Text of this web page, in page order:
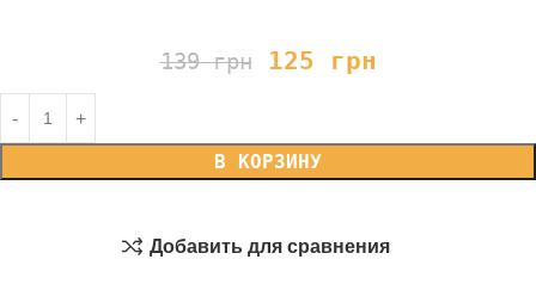
139грн 125 грн
В КОРЗИНУ
Добавить для сравнения